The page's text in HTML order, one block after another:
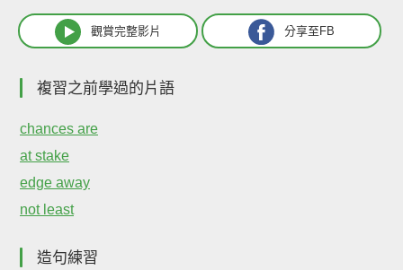
觀賞完整影片 分享至FB
複習之前學過的片語
chances are
at stake
edge away
not least
造句練習